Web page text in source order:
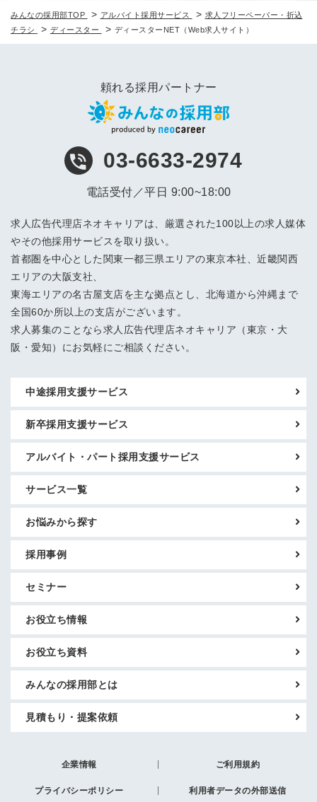
みんなの採用部TOP > アルバイト採用サービス > 求人フリーペーパー・折込
チラシ
> ディースター > ディースターNET（Web求人サイト）
頼れる採用パートナー
03-6633-2974
電話受付／平日 9:00~18:00
求人広告代理店ネオキャリアは、厳選された100以上の求人媒体
やその他採用サービスを取り扱い。
首都圏を中心とした関東一都三県エリアの東京本社、近畿関西
エリアの大阪支社、
東海エリアの名古屋支店を主な拠点とし、北海道から沖縄まで
全国60か所以上の支店がございます。
求人募集のことなら求人広告代理店ネオキャリア（東京・大
阪・愛知）にお気軽にご相談ください。
中途採用支援サービス
新卒採用支援サービス
アルバイト・パート採用支援サービス
サービス一覧
お悩みから探す
採用事例
セミナー
お役立ち情報
お役立ち資料
みんなの採用部とは
見積もり・提案依頼
企業情報 ご利用規約
プライバシーポリシー 利用者データの外部送信